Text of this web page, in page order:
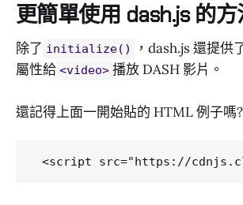
更簡單使用 dash.js 的方
除了 initialize()
，dash.js 還提供
屬性給 <video> 播放 DASH 影片。
還記得上面一開始貼的 HTML 例子嗎?